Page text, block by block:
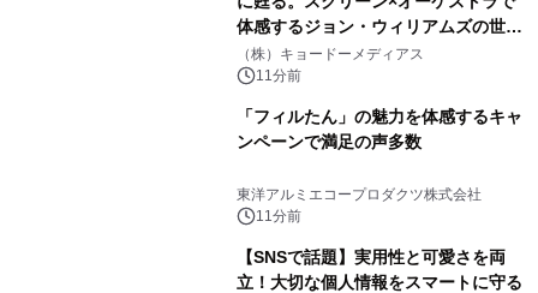
体感するジョン・ウィリアムズの世
界。ジョン・ウィリアムズ：シネマ・
スペクタキュラー・コンサート 開催決
（株）キョードーメディアス
11分前
「フィルたん」の魅力を体感するキャ
ンペーンで満足の声多数
東洋アルミエコープロダクツ株式会社
11分前
【SNSで話題】実用性と可愛さを両
立！大切な個人情報をスマートに守る